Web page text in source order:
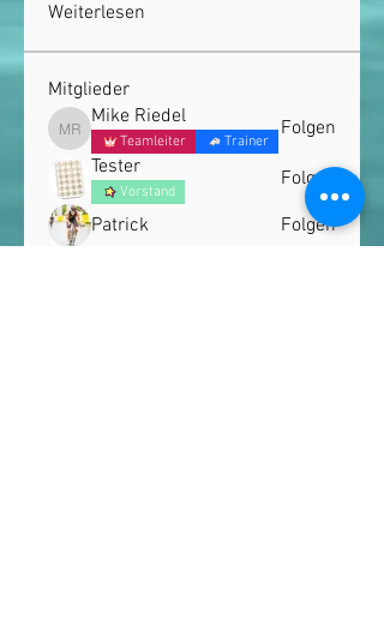
Weiterlesen
Mitglieder
Mike Riedel
Mike Riedel
Teamleiter Trainer
Folgen
Tester
Vorstand
Folgen
Patrick
Folgen